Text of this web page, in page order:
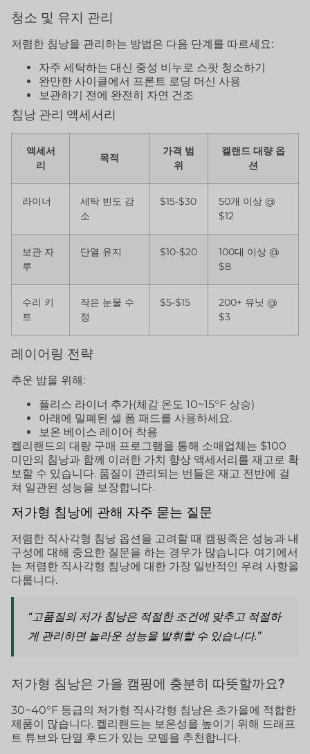
청소 및 유지 관리
저렴한 침낭을 관리하는 방법은 다음 단계를 따르세요:
자주 세탁하는 대신 중성 비누로 스팟 청소하기
완만한 사이클에서 프론트 로딩 머신 사용
보관하기 전에 완전히 자연 건조
침낭 관리 액세서리
액세서
리
목적
가격 범
위
켈랜드 대량 옵
션
라이너
세탁 빈도 감
소
$15-$30
50개 이상 @
$12
보관 자
루
단열 유지 $10-$20
100대 이상 @
$8
수리 키
트
작은 눈물 수
정
$5-$15
200+ 유닛 @
$3
레이어링 전략
추운 밤을 위해:
플리스 라이너 추가(체감 온도 10~15°F 상승)
아래에 밀폐된 셀 폼 패드를 사용하세요.
보온 베이스 레이어 착용
켈리랜드의 대량 구매 프로그램을 통해 소매업체는 $100
미만의 침낭과 함께 이러한 가치 향상 액세서리를 재고로 확
보할 수 있습니다. 품질이 관리되는 번들은 재고 전반에 걸
쳐 일관된 성능을 보장합니다.
저가형 침낭에 관해 자주 묻는 질문
저렴한 직사각형 침낭 옵션을 고려할 때 캠핑족은 성능과 내
구성에 대해 중요한 질문을 하는 경우가 많습니다. 여기에서
는 저렴한 직사각형 침낭에 대한 가장 일반적인 우려 사항을
다룹니다.
“고품질의 저가 침낭은 적절한 조건에 맞추고 적절하
게 관리하면 놀라운 성능을 발휘할 수 있습니다.”
저가형 침낭은 가을 캠핑에 충분히 따뜻할까요?
30~40°F 등급의 저가형 직사각형 침낭은 초가을에 적합한
제품이 많습니다. 켈리랜드는 보온성을 높이기 위해 드래프
트 튜브와 단열 후드가 있는 모델을 추천합니다.